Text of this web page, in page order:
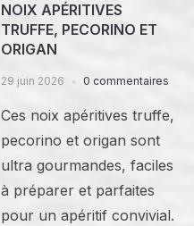
NOIX APÉRITIVES
TRUFFE, PECORINO ET
ORIGAN
29 juin 2026 0 commentaires
Ces noix apéritives truffe,
pecorino et origan sont
ultra gourmandes, faciles
à préparer et parfaites
pour un apéritif convivial.